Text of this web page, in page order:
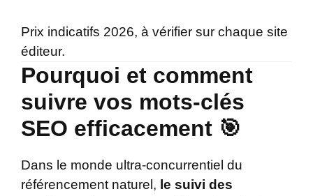
Prix indicatifs 2026, à vérifier sur chaque site
éditeur.
Pourquoi et comment
suivre vos mots-clés
SEO efficacement 🎯
Dans le monde ultra-concurrentiel du
référencement naturel, le suivi des